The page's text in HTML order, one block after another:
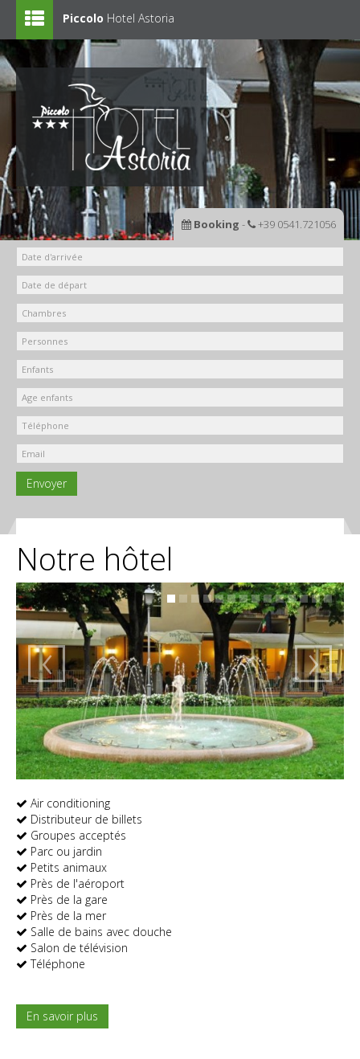
Piccolo Hotel Astoria
Liste de prix
Offres
En vacance avec les enfants
Fotogallery
Rimini et alentours
Contacts
Booking - +39 0541.721056
Envoyer
Notre hôtel
‹ ›
Air conditioning
Distributeur de billets
Groupes acceptés
Parc ou jardin
Petits animaux
Près de l'aéroport
Près de la gare
Près de la mer
Salle de bains avec douche
Salon de télévision
Téléphone
En savoir plus